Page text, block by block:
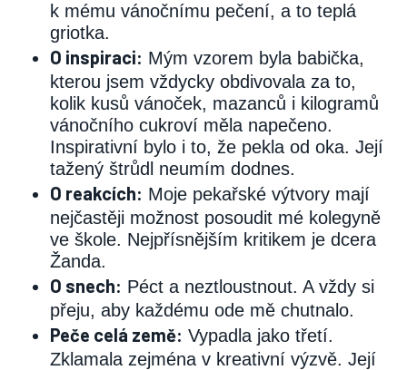
k mému vánočnímu pečení, a to teplá
griotka.
O inspiraci: Mým vzorem byla babička,
kterou jsem vždycky obdivovala za to,
kolik kusů vánoček, mazanců i kilogramů
vánočního cukroví měla napečeno.
Inspirativní bylo i to, že pekla od oka. Její
tažený štrůdl neumím dodnes.
O reakcích: Moje pekařské výtvory mají
nejčastěji možnost posoudit mé kolegyně
ve škole. Nejpřísnějším kritikem je dcera
Žanda.
O snech: Péct a neztloustnout. A vždy si
přeju, aby každému ode mě chutnalo.
Peče celá země: Vypadla jako třetí.
Zklamala zejména v kreativní výzvě. Její